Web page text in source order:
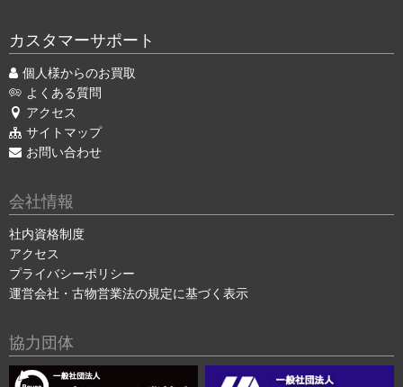
カスタマーサポート
個人様からのお買取
よくある質問
アクセス
サイトマップ
お問い合わせ
会社情報
社内資格制度
アクセス
プライバシーポリシー
運営会社・古物営業法の規定に基づく表示
協力団体